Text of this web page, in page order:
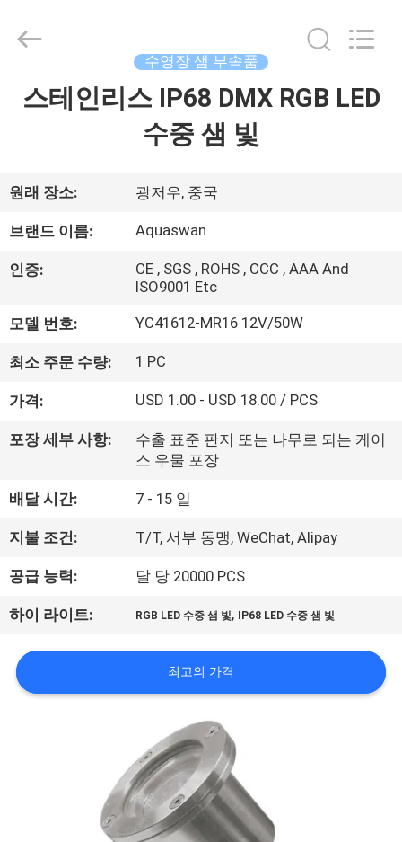
집
품
회
소
개
공
여
행
품
관
Rights
수영장 샘 부속품
스테인리스 IP68 DMX RGB LED
수중 샘 빛
원래 장소: 광저우, 중국
브랜드 이름: Aquaswan
인증:
CE , SGS , ROHS , CCC , AAA And
ISO9001 Etc
모델 번호: YC41612-MR16 12V/50W
최소 주문 수량: 1 PC
가격: USD 1.00 - USD 18.00 / PCS
포장 세부 사항:
수출 표준 판지 또는 나무로 되는 케이
스 우물 포장
배달 시간: 7 - 15 일
지불 조건: T/T, 서부 동맹, WeChat, Alipay
공급 능력: 달 당 20000 PCS
하이 라이트: RGB LED 수중 샘 빛, IP68 LED 수중 샘 빛
최고의 가격